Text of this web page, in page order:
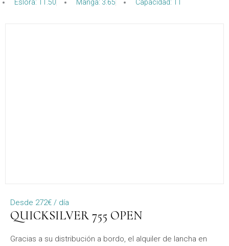
Eslora: 11.50 Manga: 3.65 Capacidad: 11
Desde 272€ / día
QUICKSILVER 755 OPEN
Gracias a su distribución a bordo, el alquiler de lancha en